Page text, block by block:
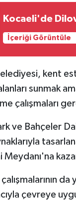
Kocaeli'de
İçeriği Görüntüle
kent
sunmak
çalışmaları
ve Bahçeler
da
çevreye